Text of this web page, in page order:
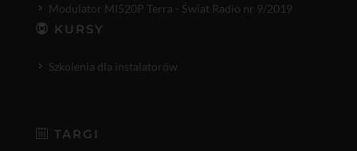
Modulator MI520P Terra - Świat Radio nr 9/2019
KURSY
Szkolenia dla instalatorów
TARGI